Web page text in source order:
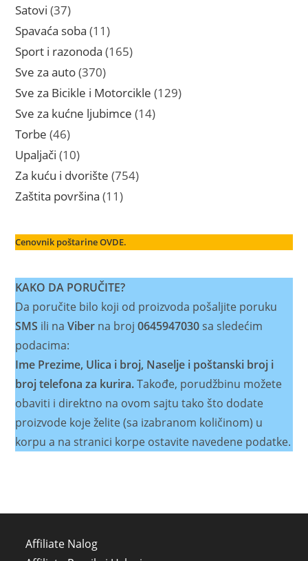
Satovi 3737
proizvoda
Spavaća soba 1111
proizvoda
Sport i razonoda 165165
Sve za auto 370370
proizvoda
Sve za Bicikle i Motorcikle 129129
Sve za kućne ljubimce 1414
Torbe 4646
proizvoda
Upaljači 1010
proizvoda
Za kuću i dvorište 754754
Zaštita površina 1111
Cenovnik poštarine OVDE.
KAKO DA PORUČITE?
Da poručite bilo koji od proizvoda pošaljite poruku
SMS ili naViber na broj0645947030sa sledećim
podacima:
Ime Prezime, Ulica i broj, Naselje i poštanski broj i
broj telefona za kurira.Takođe, porudžbinu možete
obaviti i direktno na ovom sajtu tako što dodate
proizvode koje želite (sa izabranom količinom) u
korpu a na stranici korpe ostavite navedene podatke.
Affiliate Nalog